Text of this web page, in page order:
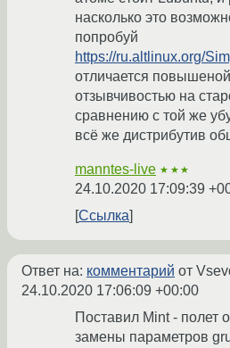
насколько это
попробуй
https://ru.altlinux.org/
отличается
отзывчивостью на
сравнению с той же
всё же дистрибутив
manntes-live ★★★
24.10.2020 17:09:39
Ссылка
Ответ на: комментарий от
24.10.2020 17:06:09 +00:00
Поставил Mint - полет
замены параметров